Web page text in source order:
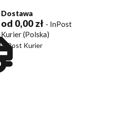
Dostawa
od 0,00 zł - InPost
Kurier (Polska)
InPost Kurier